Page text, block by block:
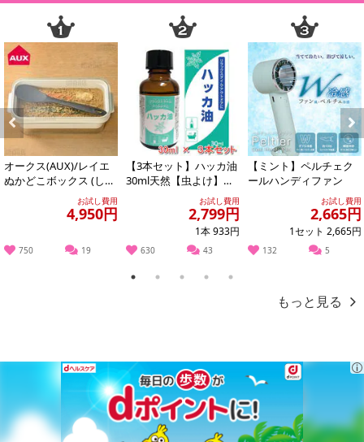
本商品は沖縄・離島へのお届けはできませんので、ご了承くださ
＜サイズ＞
34×80cm
Previous
オークス(AUX)/レイエ
ぬかどこボックス (しゃ
もじ付き) ※日本製/LE
お試し費用
4,950円
750 19
【3本セット】ハッカ油
30ml天然【虫よけ】
【消臭対策】【アロマ
に】【バスタイム...
お試し費用
2,799円
1本 933円
630 43
【ミント】ペルチェク
ールハンディファン
お試し費用
2,665円
1セット 2,665円
132 5
Next
1 2 3 4 5
もっと見る